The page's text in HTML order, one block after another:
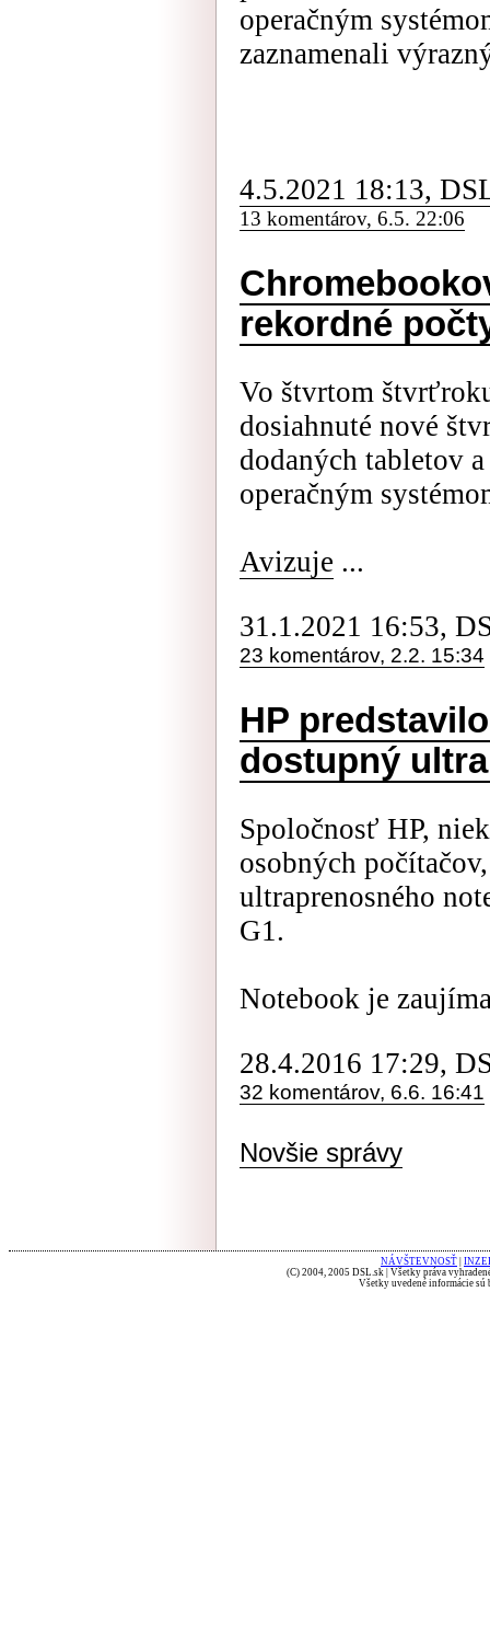
operačným
zaznamenali
4.5.2021 18:13,
13 komentárov, 6.5. 22:06
rekordné
Vo štvrtom
dosiahnuté nové
dodaných tabletov
operačným
Avizuje ...
31.1.2021 16:53,
23 komentárov, 2.2. 15:34
HP
dostupný
Spoločnosť HP,
osobných
ultraprenosného
G1.
Notebook je
28.4.2016 17:29,
32 komentárov, 6.6. 16:41
Novšie správy
NÁVŠTEVNOSŤ
(C) 2004, 2005 DSL.sk | Všetky práva
Všetky uvedené informácie sú